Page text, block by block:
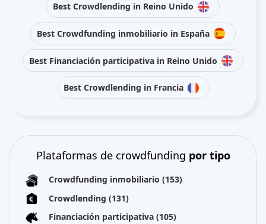
Best Crowdlending in Reino Unido
Best Crowdfunding inmobiliario in España
Best Financiación participativa in Reino Unido
Best Crowdlending in Francia
Plataformas de crowdfunding por tipo
Crowdfunding inmobiliario (153)
Crowdlending (131)
Financiación participativa (105)